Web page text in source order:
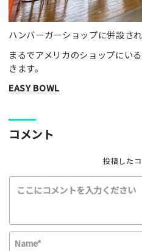
ハンバーガーショップに併設さ
まるでアメリカのショップにい
きます。
EASY BOWL
コメント
投稿した